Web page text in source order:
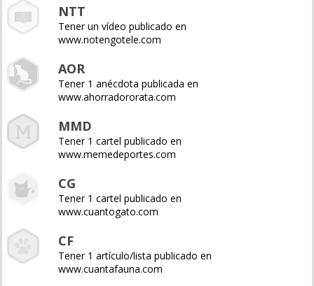
NTT
Tener un vídeo publicado en
www.notengotele.com
AOR
Tener 1 anécdota publicada en
www.ahorradororata.com
MMD
Tener 1 cartel publicado en
www.memedeportes.com
CG
Tener 1 cartel publicado en
www.cuantogato.com
CF
Tener 1 artículo/lista publicado en
www.cuantafauna.com